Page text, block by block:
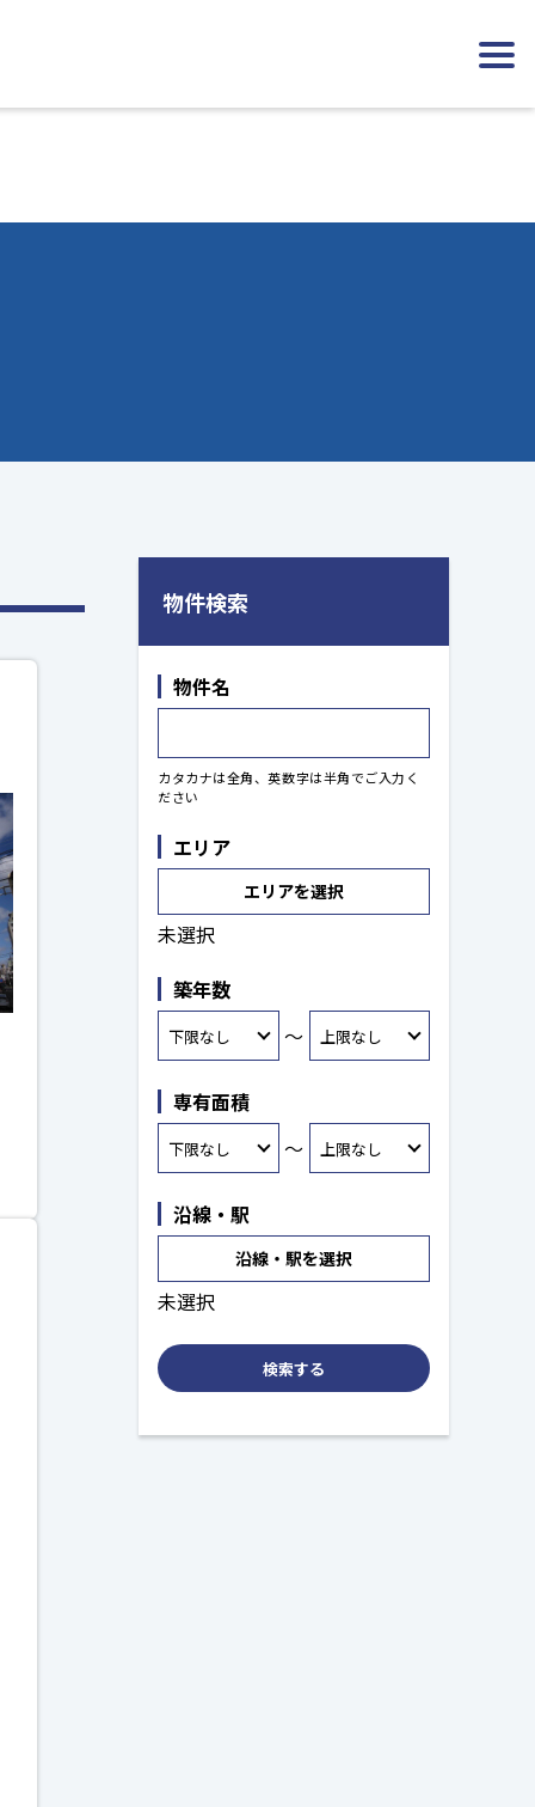
物件検索
物件名
カタカナは全角、英数字は半角でご入力く
ださい
エリア
エリアを選択
未選択
築年数
～
専有面積
～
沿線・駅
沿線・駅を選択
未選択
検索する